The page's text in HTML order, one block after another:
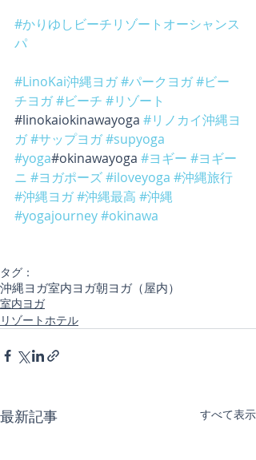
#かりゆしビーチリゾートオーシャンス
パ
#LinoKai沖縄ヨガ#パークヨガ#ビー
チヨガ#ビーチ #リゾート
#linokaiokinawayoga #リノカイ沖縄ヨ
ガ#サップヨガ#supyoga
#yoga#okinawayoga #ヨギー #ヨギー
ニ #ヨガポーズ#iloveyoga #沖縄旅行
#沖縄ヨガ#沖縄最高 #沖縄
#yogajourney#okinawa
タグ：
沖縄ヨガ室内ヨガ朝ヨガ（屋内）
室内ヨガ
リゾートホテル
最新記事 すべて表示